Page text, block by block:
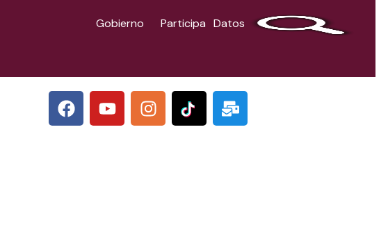
Gobierno Participa Datos
F
a
c
Y
o
u
I
n
s
M
a
i